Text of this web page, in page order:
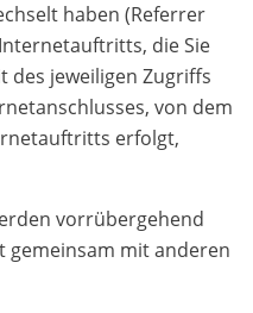
haben (Referrer
die Sie
des jeweiligen Zugriffs
von dem
erfolgt,
vorrübergehend
gemeinsam mit anderen